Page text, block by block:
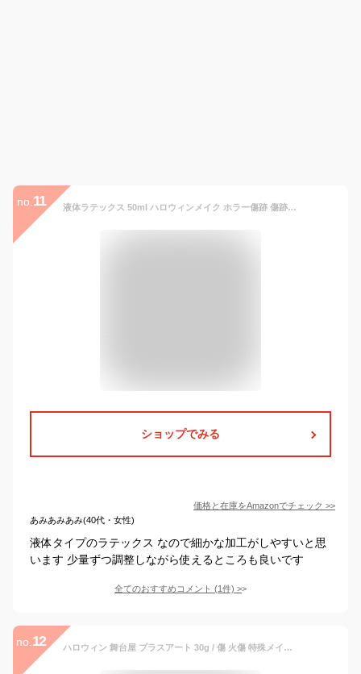
no. 11 液体ラテックス 50ml ハロウィンメイク ホラー傷跡 傷跡用液体ラテックスメイクアップ 創傷メイキング 特殊効果 映画 TV ラテックス 特殊効果メイクアップセット
ショップでみる
価格と在庫をAmazonでチェック >>
あみあみあみ(40代・女性)
液体タイプのラテックス なので細かな加工がしやすいと思
います 少量ずつ調整しながら使えるところも良いです
全てのおすすめコメント (1件) >
no. 12 ハロウィン 舞台屋 プラスアート 30g / 傷 火傷 特殊メイク パテ ケガ リアル メイク コスメ 化粧品 クリスマス 忘年会 学園祭 文化祭 パーティー 仮装 変装 変身 コスチューム